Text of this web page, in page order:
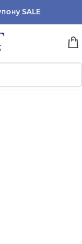
SALE